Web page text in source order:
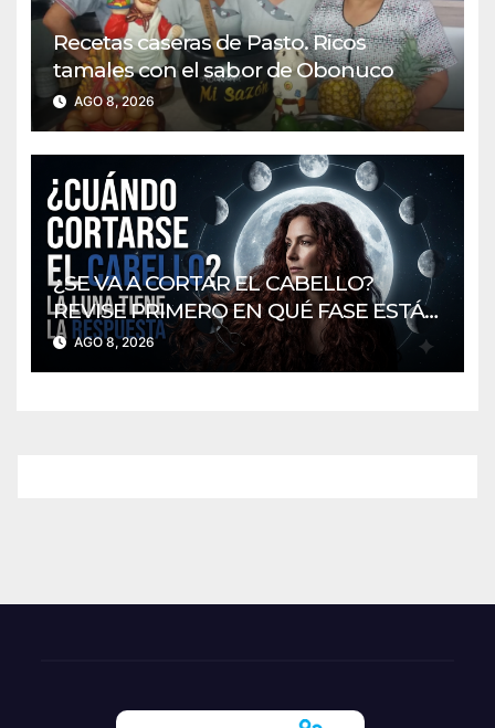
Recetas caseras de Pasto. Ricos
tamales con el sabor de Obonuco
AGO 8, 2026
¿SE VA A CORTAR EL CABELLO?
REVISE PRIMERO EN QUÉ FASE ESTÁ
LA LUNA
AGO 8, 2026